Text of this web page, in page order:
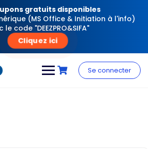
gratuits disponibles
(MS Office & Initiation à l'info)
le code "DEEZPRO&SIFA"
Cliquez ici
Se connecter